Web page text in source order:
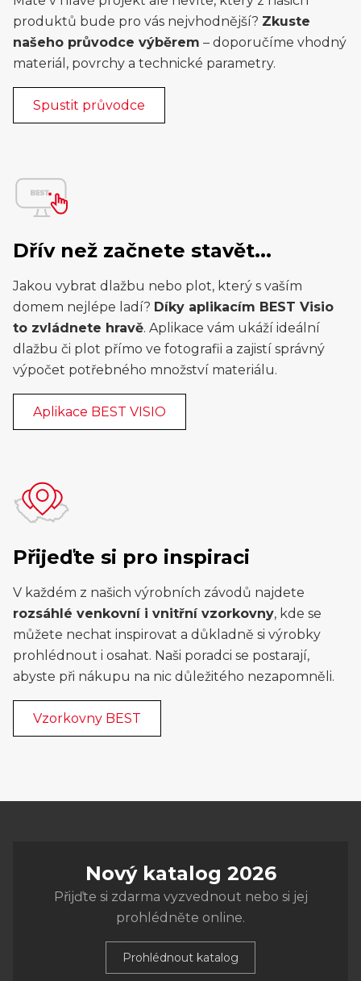
produktů bude pro vás nejvhodnější? Zkuste
našeho průvodce výběrem – doporučíme vhodný
materiál, povrchy a technické parametry.
Spustit průvodce
Dřív než začnete stavět...
Jakou vybrat dlažbu nebo plot, který s vaším
domem nejlépe ladí? Díky aplikacím BEST Visio
to zvládnete hravě. Aplikace vám ukáží ideální
dlažbu či plot přímo ve fotografii a zajistí správný
výpočet potřebného množství materiálu.
Aplikace BEST VISIO
Přijeďte si pro inspiraci
V každém z našich výrobních závodů najdete
rozsáhlé venkovní i vnitřní vzorkovny, kde se
můžete nechat inspirovat a důkladně si výrobky
prohlédnout i osahat. Naši poradci se postarají,
abyste při nákupu na nic důležitého nezapomněli.
Vzorkovny BEST
Nový katalog 2026
Přijďte si zdarma vyzvednout nebo si jej
prohlédněte online.
Prohlédnout katalog